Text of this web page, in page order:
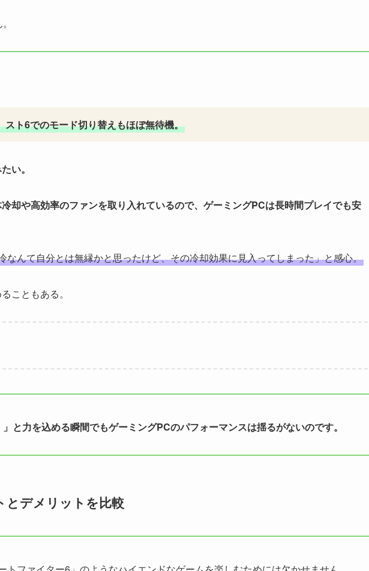
スト6でのモード切り替えもほぼ無待機。
い。
却や高効率のファンを取り入れているので、ゲーミングPCは長時間プレイでも安
なんて自分とは無縁かと思ったけど、その冷却効果に見入ってしまった」と感心。
こともある。
と力を込める瞬間でもゲーミングPCのパフォーマンスは揺るがないのです。
とデメリットを比較